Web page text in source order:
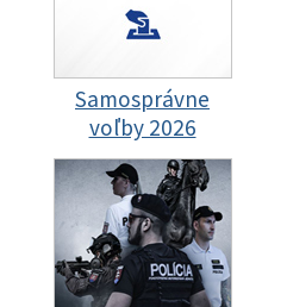
Samosprávne
voľby 2026